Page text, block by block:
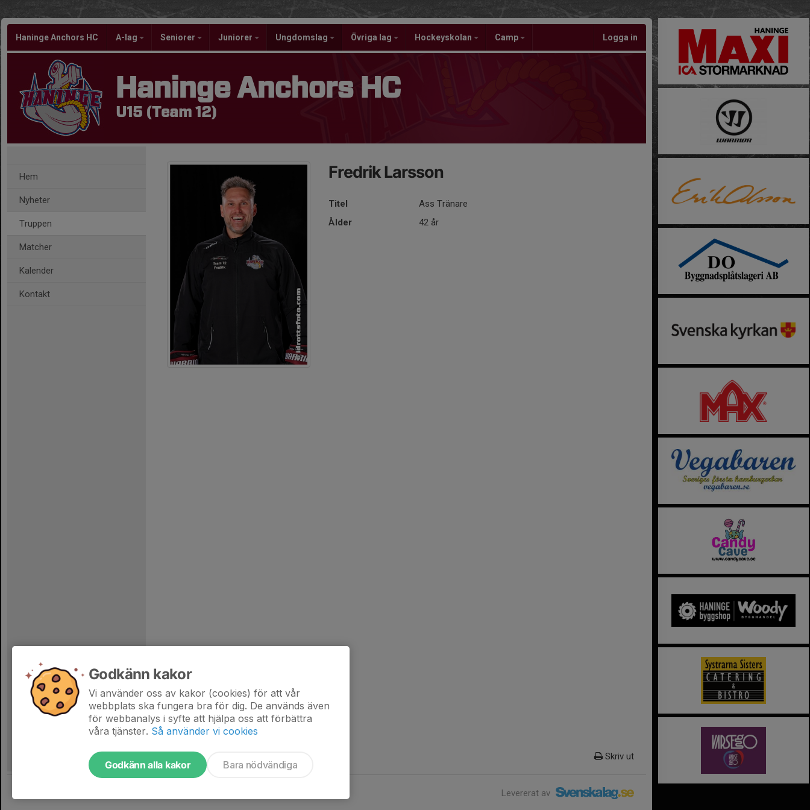
Haninge Anchors HC A-lag Seniorer Juniorer Ungdomslag Övriga lag Hockeyskolan Camp Logga in
Haninge Anchors HC
U15 (Team 12)
Hem
Nyheter
Truppen
Matcher
Kalender
Kontakt
Fredrik Larsson
Titel
Ass Tränare
Ålder
42 år
Skriv ut
Levererat av
Godkänn kakor
Vi använder oss av kakor (cookies) för att vår
webbplats ska fungera bra för dig. De används även
för webbanalys i syfte att hjälpa oss att förbättra
våra tjänster. Så använder vi cookies
Godkänn alla kakor Bara nödvändiga